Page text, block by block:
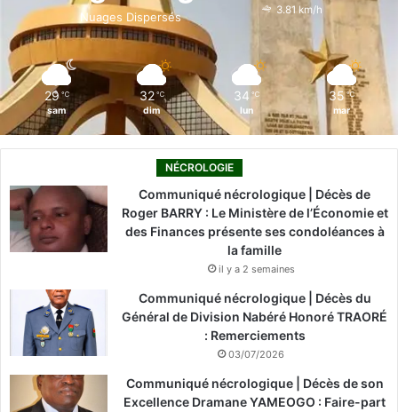
o
k
i
n
r
Nuages Dispersés
3.81 km/h
29 ℃
sam
32 ℃
dim
34 ℃
lun
35 ℃
mar
NÉCROLOGIE
Communiqué nécrologique | Décès de
Roger BARRY : Le Ministère de l’Économie et
des Finances présente ses condoléances à
la famille
il y a 2 semaines
Communiqué nécrologique | Décès du
Général de Division Nabéré Honoré TRAORÉ
: Remerciements
03/07/2026
Communiqué nécrologique | Décès de son
Excellence Dramane YAMEOGO : Faire-part